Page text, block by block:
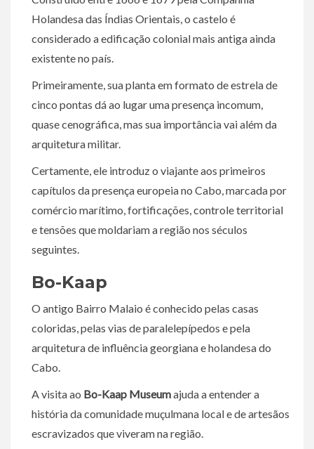
Holandesa das Índias Orientais, o castelo é
considerado a edificação colonial mais antiga ainda
existente no país.
Primeiramente, sua planta em formato de estrela de
cinco pontas dá ao lugar uma presença incomum,
quase cenográfica, mas sua importância vai além da
arquitetura militar.
Certamente, ele introduz o viajante aos primeiros
capítulos da presença europeia no Cabo, marcada por
comércio marítimo, fortificações, controle territorial
e tensões que moldariam a região nos séculos
seguintes.
Bo-Kaap
O antigo Bairro Malaio é conhecido pelas casas
coloridas, pelas vias de paralelepípedos e pela
arquitetura de influência georgiana e holandesa do
Cabo.
A visita ao Bo-Kaap Museumajuda a entender a
história da comunidade muçulmana local e de artesãos
escravizados que viveram na região.